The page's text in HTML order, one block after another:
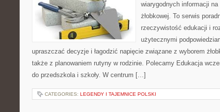
wiarygodnych informacji
żłobkowej. To serwis
rzeczywistość edukacji i
użytecznymi
upraszczać decyzje i łagodzić napięcie związane z wyborem
także z planowaniem rutyny w rodzinie. Polecamy Edukacja
do przedszkola i szkoły. W centrum […]
CATEGORIES: LEGENDY I TAJEMNICE POLSKI